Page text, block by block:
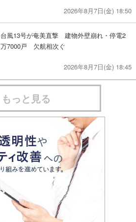
2026年8月7日(金) 18:50
台風13号が奄美直撃 建物外壁崩れ・停電2
万7000戸 欠航相次ぐ
2026年8月7日(金) 18:45
もっと見る